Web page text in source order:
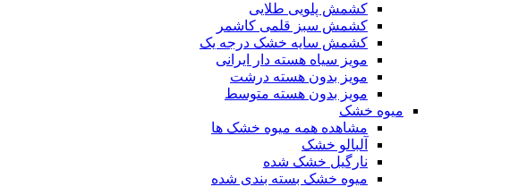
کشمش پلویی طلایی
کشمش سبز قلمی کاشمر
کشمش سایه خشک درجه یک
مویز سیاه هسته دار ایرانی
مویز بدون هسته درشت
مویز بدون هسته متوسط
میوه خشک
مشاهده همه میوه خشک ها
آلبالو خشک
نارگیل خشک شده
میوه خشک بسته بندی شده